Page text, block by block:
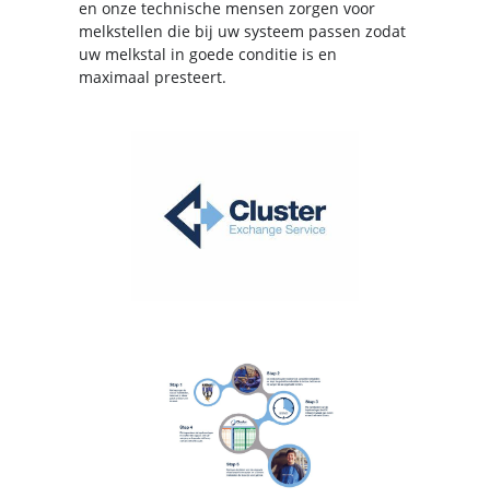
en onze technische mensen zorgen voor
melkstellen die bij uw systeem passen zodat
uw melkstal in goede conditie is en
maximaal presteert.